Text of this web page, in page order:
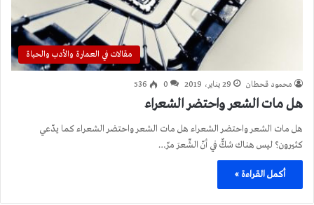
مقالات في العمارة والأدب والحياة
محمود قحطان 29 يناير، 2019 0
536
هل مات الشعر واحتضر الشعراء
هل مات الشعر واحتضر الشعراء هل مات الشعر واحتضر الشعراء كما يدّعي
كثيرون؟ ليس هناك شكٌّ في أنّ الشِّعرَ مرّ…
أكمل القراءة »